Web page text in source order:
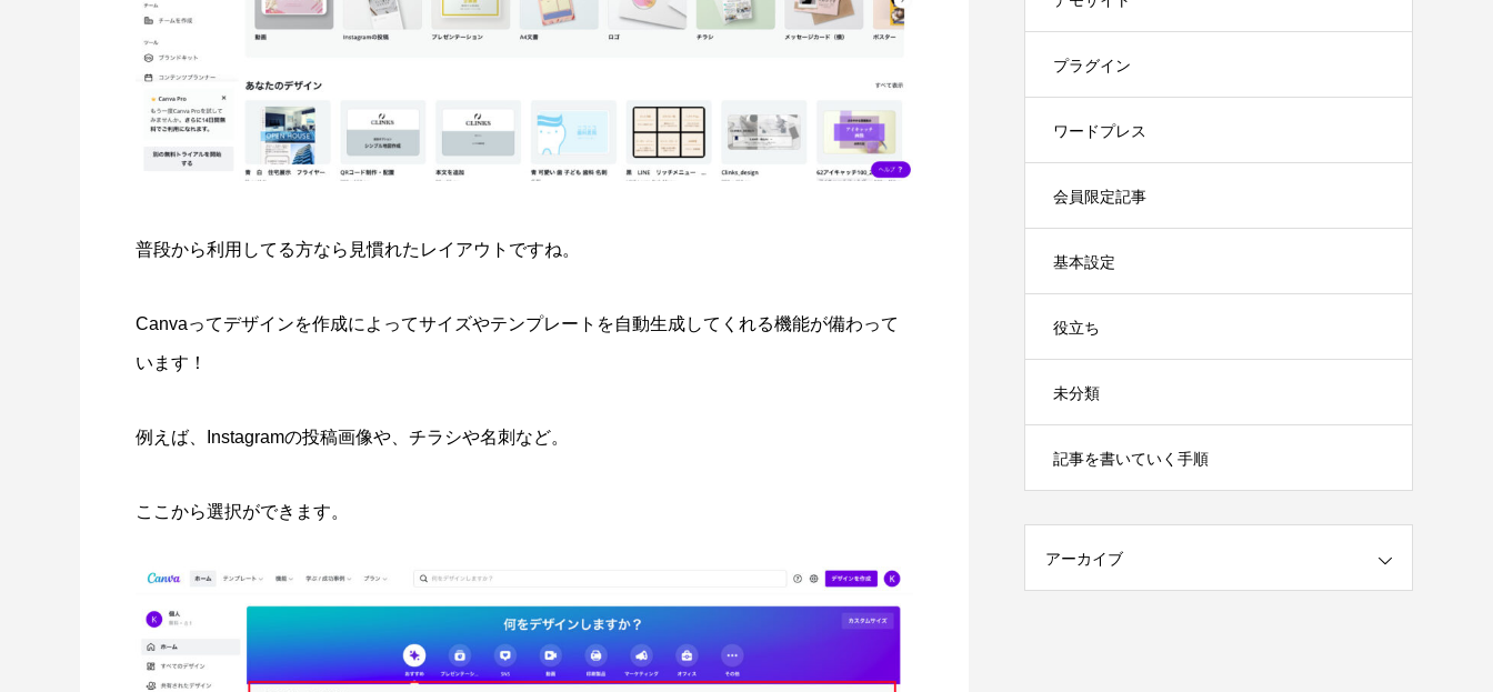
普段から利用してる方なら見慣れたレイアウトですね。
Canvaってデザインを作成によってサイズやテンプレートを自動生成してくれる機能が備わって
います！
例えば、Instagramの投稿画像や、チラシや名刺など。
ここから選択ができます。
プラグイン
ワードプレス
会員限定記事
基本設定
役立ち
未分類
記事を書いていく手順
アーカイブ